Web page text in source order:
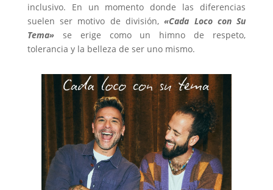
inclusivo. En un momento donde las diferencias
suelen ser motivo de división, «Cada Loco con Su
Tema»se erige como un himno de respeto,
tolerancia y la belleza de ser uno mismo.